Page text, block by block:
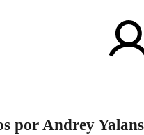
por Andrey